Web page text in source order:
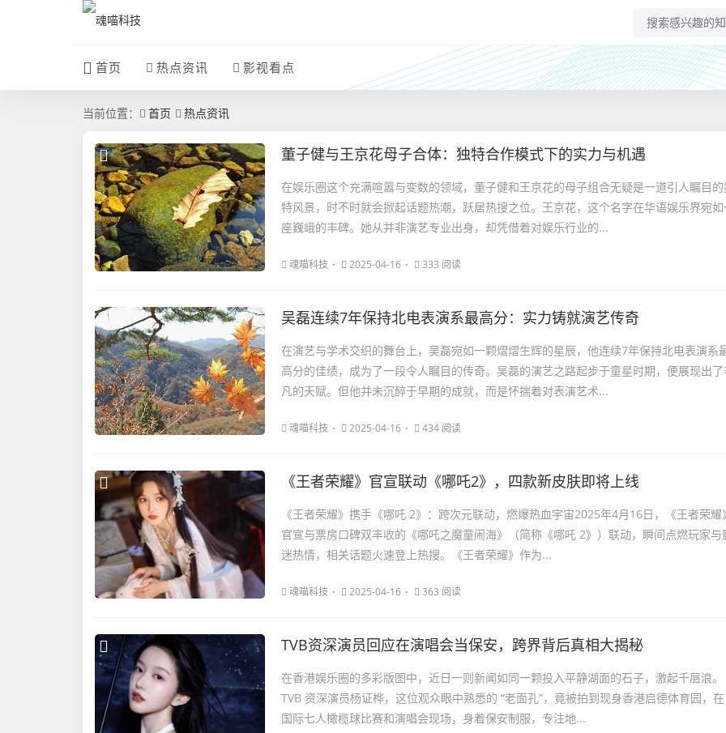
首页 热点资讯 影视看点
当前位置： 首页 热点资讯
董子健与王京花母子合体：独特合作模式下的实力与机遇
在娱乐圈这个充满喧嚣与变数的领域，董子健和王京花的母子组合无疑是一道引人瞩目的
特风景，时不时就会掀起话题热潮，跃居热搜之位。王京花，这个名字在华语娱乐界宛
座巍峨的丰碑。她从并非演艺专业出身，却凭借着对娱乐行业的...
魂喵科技 2025-04-16 333 阅读
吴磊连续7年保持北电表演系最高分：实力铸就演艺传奇
在演艺与学术交织的舞台上，吴磊宛如一颗熠熠生辉的星辰，他连续7年保持北电表演系
高分的佳绩，成为了一段令人瞩目的传奇。吴磊的演艺之路起步于童星时期，便展现出
凡的天赋。但他并未沉醉于早期的成就，而是怀揣着对表演艺术...
魂喵科技 2025-04-16 434 阅读
《王者荣耀》官宣联动《哪吒2》，四款新皮肤即将上线
《王者荣耀》携手《哪吒 2》：跨次元联动，燃爆热血宇宙2025年4月16日，《王者荣耀
官宣与票房口碑双丰收的《哪吒之魔童闹海》（简称《哪吒 2》）联动，瞬间点燃玩家与
迷热情，相关话题火速登上热搜。《王者荣耀》作为...
魂喵科技 2025-04-16 363 阅读
TVB资深演员回应在演唱会当保安，跨界背后真相大揭秘
在香港娱乐圈的多彩版图中，近日一则新闻如同一颗投入平静湖面的石子，激起千层浪。
TVB 资深演员杨证桦，这位观众眼中熟悉的 “老面孔”，竟被拍到现身香港启德体育园，在
国际七人橄榄球比赛和演唱会现场，身着保安制服，专注地...